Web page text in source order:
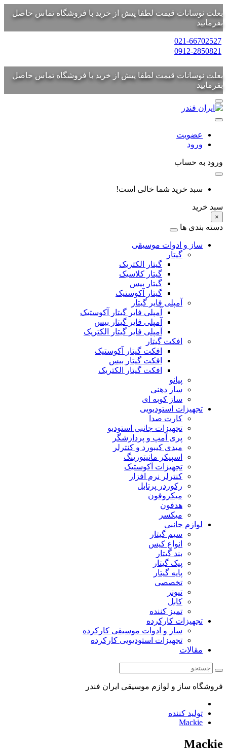
بعلت نوسانات قیمت لطفا پیش از خرید با فروشگاه تماس حاصل
بفرمایید
021-66702527
0912-2850821
بعلت نوسانات قیمت لطفا پیش از خرید با فروشگاه تماس حاصل
بفرمایید
عضویت
ورود
ورود به حساب
سبد خرید شما خالی است!
سبد خرید
×
دسته بندی ها
ساز و ادوات موسیقی
گیتار
گیتار الکتریک
گیتار کلاسیک
گیتار بیس
گیتار آکوستیک
آمپلی فایر گیتار
آمپلی فایر گیتار آکوستیک
آمپلی فایر گیتار بیس
آمپلی فایر گیتار الکتریک
افکت گیتار
افکت گیتار آکوستیک
افکت گیتار بیس
افکت گیتار الکتریک
پیانو
ساز دهنی
ساز کوبه ای
تجهیزات استودیویی
کارت صدا
تجهیزات جانبی استودیو
پری آمپ و پردازشگر
میدی کیبورد و کنترلر
اسپیکر مانیتورینگ
تجهیزات آکوستیک
کنترلر نرم افزار
رکوردر پرتابل
میکروفون
هدفون
میکسر
لوازم جانبی
سیم گیتار
انواع کیس
بند گیتار
پیک گیتار
پایه گیتار
تخصصی
تیونر
کابل
تمیز کننده
تجهیزات کارکرده
ساز و ادوات موسیقی کارکرده
تجهیزات استودیویی کارکرده
مقالات
فروشگاه ساز و لوازم موسیقی ایران فندر
تولید کننده
Mackie
Mackie